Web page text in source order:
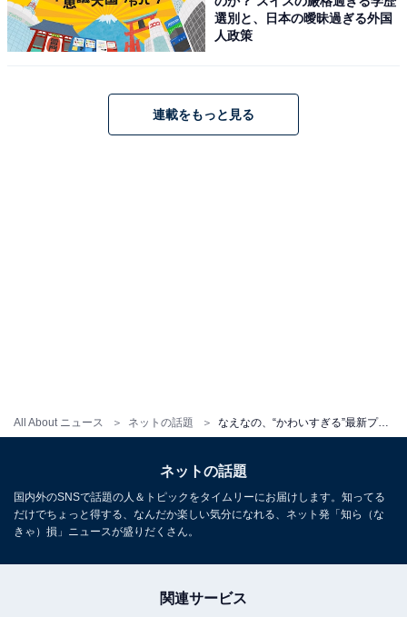
All About ニュース ネットの話題 なえなの、“かわいすぎる”最新プリクラショットを公開！ 「ゆななの待ってました」「かわいすぎやん」
選別と、日本の曖昧過ぎる外国
人政策
連載をもっと見る
ネットの話題
国内外のSNSで話題の人＆トピックをタイムリーにお届けします。知ってる
だけでちょっと得する、なんだか楽しい気分になれる、ネット発「知ら（な
きゃ）損」ニュースが盛りだくさん。
関連サービス